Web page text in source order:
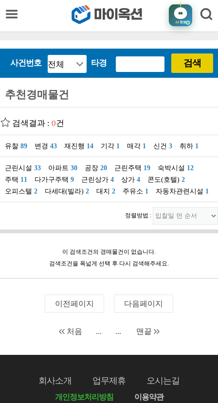
AI챗봇
사건번호 타경 검색
추천경매물건
검색결과 : 0건
유찰 89 변경 43 재진행 14 기각 1 매각 1 신건 3 취하 1
근린시설 33 아파트 30 공장 20 근린주택 19 숙박시설 12
주택 11 다가구주택 9 근린상가 4 상가 4 콘도(호텔) 2
오피스텔 2 다세대(빌라) 2 대지 2 주유소 1 자동차관련시설 1
정렬방법 :
이 검색조건의 경매물건이 없습니다.
검색조건을 폭넓게 선택 후 다시 검색해주세요.
이전페이지 다음페이지
처음 ... ... 맨끝
회사소개 업무제휴 오시는길
개인정보처리방침 이용약관